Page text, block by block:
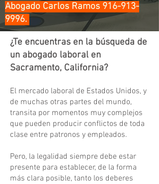
Abogado Carlos Ramos 916-913-
9996.
¿Te encuentras en la búsqueda de
un abogado laboral en
Sacramento, California?
El mercado laboral de Estados Unidos, y
de muchas otras partes del mundo,
transita por momentos muy complejos
que pueden producir conflictos de toda
clase entre patronos y empleados.
Pero, la legalidad siempre debe estar
presente para establecer, de la forma
más clara posible, tanto los deberes